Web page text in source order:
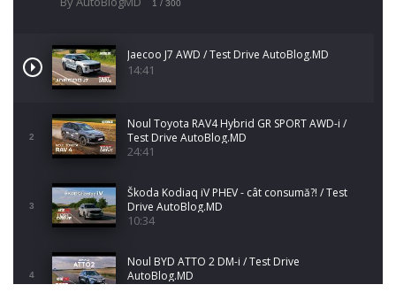
1 / 300
Jaecoo J7 AWD / Test Drive AutoBlog.MD
14:41
2
Noul Toyota RAV4 Hybrid GR SPORT AWD-i /
Test Drive AutoBlog.MD
24:41
3
Škoda Kodiaq iV PHEV - cât consumă?! / Test
Drive AutoBlog.MD
10:34
4
Noul BYD ATTO 2 DM-i / Test Drive
AutoBlog.MD
17:35